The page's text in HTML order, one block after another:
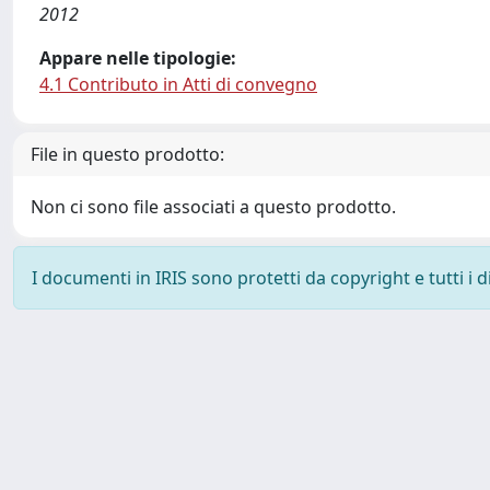
2012
Appare nelle tipologie:
4.1 Contributo in Atti di convegno
File in questo prodotto:
Non ci sono file associati a questo prodotto.
I documenti in IRIS sono protetti da copyright e tutti i